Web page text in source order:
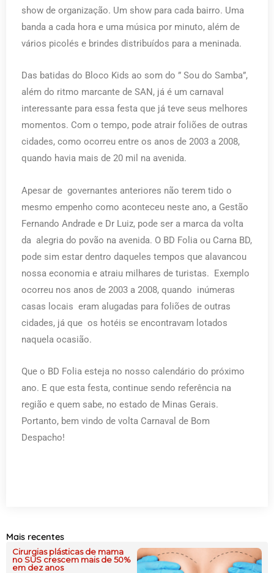
show de organização. Um show para cada bairro. Uma
banda a cada hora e uma música por minuto, além de
vários picolés e brindes distribuídos para a meninada.
Das batidas do Bloco Kids ao som do ” Sou do Samba”,
além do ritmo marcante de SAN, já é um carnaval
interessante para essa festa que já teve seus melhores
momentos. Com o tempo, pode atrair foliões de outras
cidades, como ocorreu entre os anos de 2003 a 2008,
quando havia mais de 20 mil na avenida.
Apesar de governantes anteriores não terem tido o
mesmo empenho como aconteceu neste ano, a Gestão
Fernando Andrade e Dr Luiz, pode ser a marca da volta
da alegria do povão na avenida. O BD Folia ou Carna BD,
pode sim estar dentro daqueles tempos que alavancou
nossa economia e atraiu milhares de turistas. Exemplo
ocorreu nos anos de 2003 a 2008, quando inúmeras
casas locais eram alugadas para foliões de outras
cidades, já que os hotéis se encontravam lotados
naquela ocasião.
Que o BD Folia esteja no nosso calendário do próximo
ano. E que esta festa, continue sendo referência na
região e quem sabe, no estado de Minas Gerais.
Portanto, bem vindo de volta Carnaval de Bom
Despacho!
Mais recentes
Cirurgias plásticas de mama
no SUS crescem mais de 50%
em dez anos